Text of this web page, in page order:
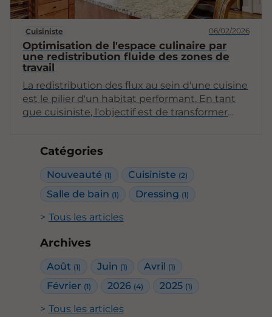
Catégories
Nouveauté (1) Cuisiniste (2)
Salle de bain (1) Dressing (1)
Tous les articles
Archives
Août (1) Juin (1) Avril (1)
Février (1) 2026 (4) 2025 (1)
Tous les articles
Cuisiniste 06/02/2026
Optimisation de l'espace culinaire par
une redistribution fluide des zones de
travail
La redistribution des flux au sein d'une cuisine
est le pilier d'un habitat performant. En tant
que cuisiniste, l'objectif est de transformer
préparation, le partage et la circulation
l'emplacement des zones techniques selon le
principe du triangle d'activité, on libère du
valorise l'ensemble du patrimoine immobilier.